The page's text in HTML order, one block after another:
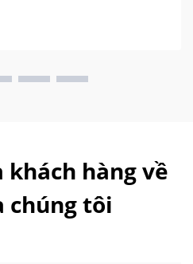
khách hàng về
chúng tôi